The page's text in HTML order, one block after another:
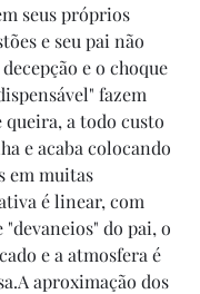
seus próprios
e seu pai não
e o choque
fazem
a todo custo
e acaba colocando
em muitas
é linear, com
"devaneios" do pai, o
e a atmosfera é
aproximação dos